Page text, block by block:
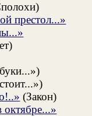
престол...»
(Закон)
октябре...»